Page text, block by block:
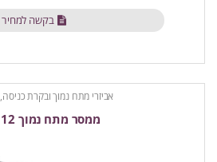
בקשה למחיר
אביזרי מתח נמוך ובקרת כניסה,
ממסר מתח נמוך 12 וולט